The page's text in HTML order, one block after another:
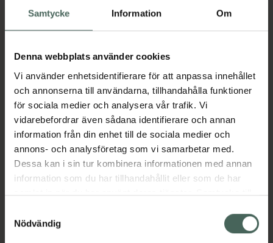
Samtycke Information Om
Denna webbplats använder cookies
Vi använder enhetsidentifierare för att anpassa innehållet
och annonserna till användarna, tillhandahålla funktioner
för sociala medier och analysera vår trafik. Vi
vidarebefordrar även sådana identifierare och annan
information från din enhet till de sociala medier och
annons- och analysföretag som vi samarbetar med.
Dessa kan i sin tur kombinera informationen med annan
information som du har tillhandahållit eller som de har
samlat in när du har använt deras tjänster. Samtycke till
återkalla ditt samtycke via webbplatsens
cookieinställningar. Ett återkallat samtycke påverkar inte
Nödvändig
I apotek: 122,77 kr
Aktuella erbjudanden
Beskrivning Dölj
EAN:07350109550689